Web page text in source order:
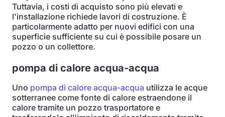
Tuttavia, i costi di acquisto sono più elevati e
l'installazione richiede lavori di costruzione. È
particolarmente adatto per nuovi edifici con una
superficie sufficiente su cui è possibile posare un
pozzo o un collettore.
pompa di calore acqua-acqua
Uno pompa di calore acqua-acqua utilizza le acque
sotterranee come fonte di calore estraendone il
calore tramite un pozzo trasportatore e